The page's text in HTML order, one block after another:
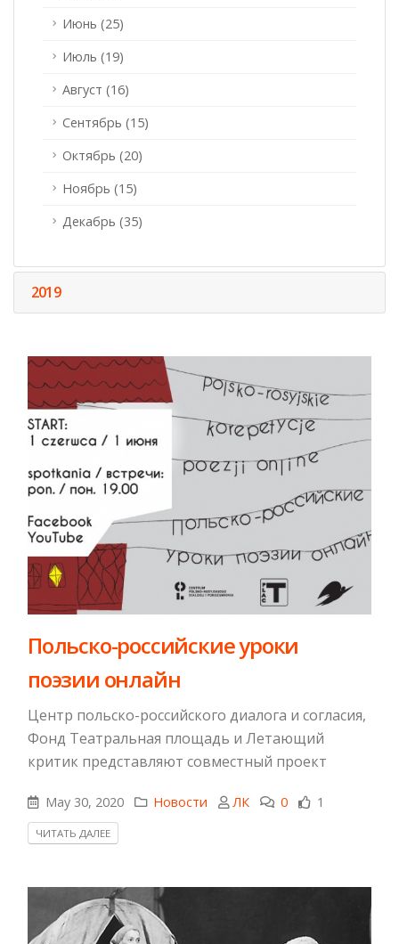
Июнь (25)
Июль (19)
Август (16)
Сентябрь (15)
Октябрь (20)
Ноябрь (15)
Декабрь (35)
2019
Польско-российские уроки
поэзии онлайн
Центр польско-российского диалога и согласия,
Фонд Театральная площадь и Летающий
критик представляют совместный проект
May 30, 2020 Новости ЛК 0 1
ЧИТАТЬ ДАЛЕЕ